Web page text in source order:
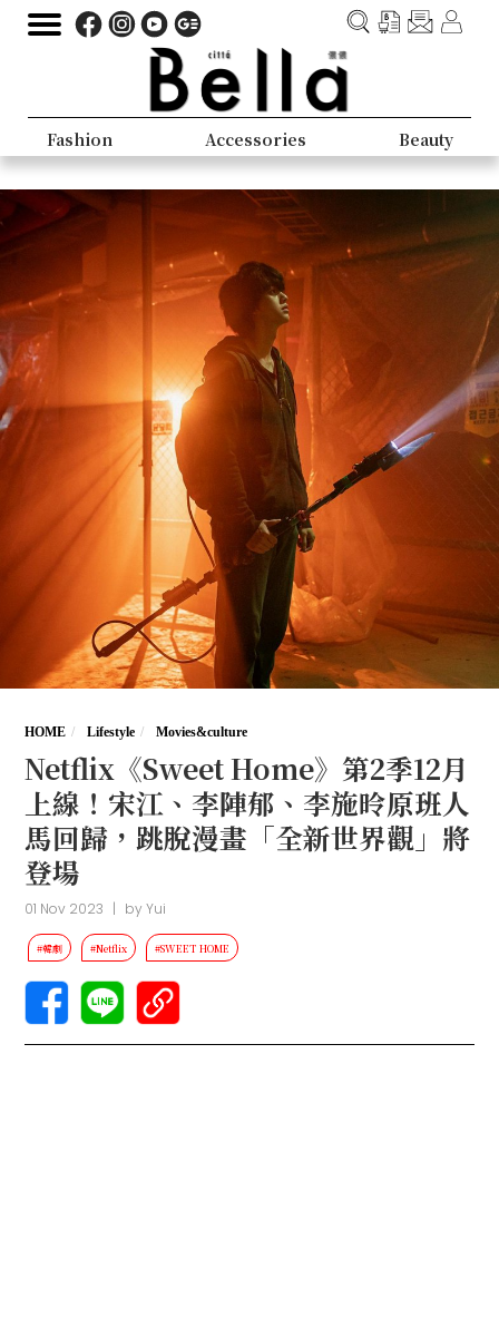
Fashion Accessories Beauty
HOME Lifestyle Movies&culture
Netflix《Sweet Home》第2季12月
上線！宋江、李陣郁、李施昤原班人
馬回歸，跳脫漫畫「全新世界觀」將
登場
01 Nov 2023 | byYui
#韓劇 #Netflix #SWEET HOME